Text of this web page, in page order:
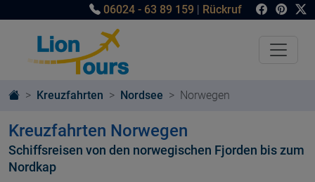
06024 - 63 89 159 | Rückruf
Kreuzfahrten Nordsee Norwegen
Kreuzfahrten Norwegen
Schiffsreisen von den norwegischen Fjorden bis zum
Nordkap